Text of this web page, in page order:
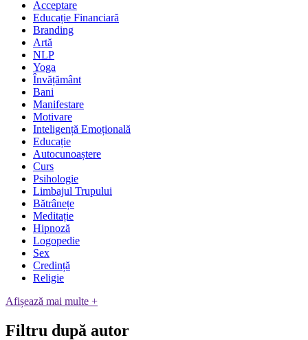
Acceptare
Educație Financiară
Branding
Artă
NLP
Yoga
Învățământ
Bani
Manifestare
Motivare
Inteligență Emoțională
Educație
Autocunoaștere
Curs
Psihologie
Limbajul Trupului
Bătrânețe
Meditație
Hipnoză
Logopedie
Sex
Credință
Religie
Afișează mai multe +
Filtru după autor